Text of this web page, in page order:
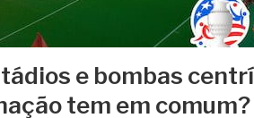
e bombas
tem em comum?